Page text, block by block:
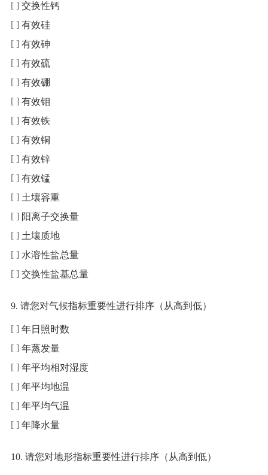
交换性钙
有效硅
有效砷
有效硫
有效硼
有效钼
有效铁
有效铜
有效锌
有效锰
土壤容重
阳离子交换量
土壤质地
水溶性盐总量
交换性盐基总量
9. 请您对气候指标重要性进行排序（从高到低）
年日照时数
年蒸发量
年平均相对湿度
年平均地温
年平均气温
年降水量
10. 请您对地形指标重要性进行排序（从高到低）